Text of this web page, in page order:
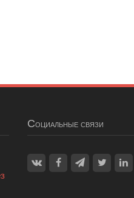
Социальные связи